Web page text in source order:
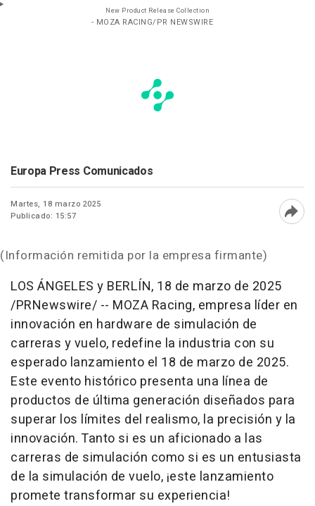
New Product Release Collection
- MOZA RACING/PR NEWSWIRE
Europa Press Comunicados
Martes, 18 marzo 2025
Publicado: 15:57
(Información remitida por la empresa firmante)
LOS ÁNGELES y BERLÍN, 18 de marzo de 2025
/PRNewswire/ -- MOZA Racing, empresa líder en
innovación en hardware de simulación de
carreras y vuelo, redefine la industria con su
esperado lanzamiento el 18 de marzo de 2025.
Este evento histórico presenta una línea de
productos de última generación diseñados para
superar los límites del realismo, la precisión y la
innovación. Tanto si es un aficionado a las
carreras de simulación como si es un entusiasta
de la simulación de vuelo, ¡este lanzamiento
promete transformar su experiencia!